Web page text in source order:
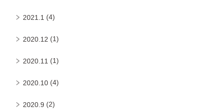
2021.1 (4)
2020.12 (1)
2020.11 (1)
2020.10 (4)
2020.9 (2)